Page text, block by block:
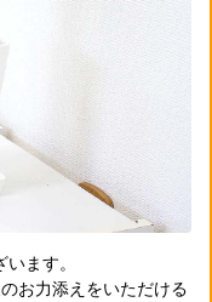
ます。
お力添えをいただける